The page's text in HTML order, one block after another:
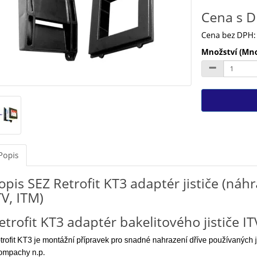
Cena s
Cena bez
Množství
SEZ Retrofit KT3 adaptér jističe
ITM)
KT3 adaptér bakelitového jističe
KT3 je montážní přípravek pro snadné nahrazení dřívepoužívaných
n.p.